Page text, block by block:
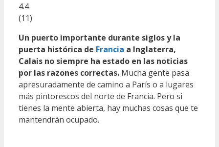
4.4
(11)
Un puerto importante durante siglos y la
puerta histórica de Francia a Inglaterra,
Calais no siempre ha estado en las noticias
por las razones correctas. Mucha gente pasa
apresuradamente de camino a París o a lugares
más pintorescos del norte de Francia. Pero si
tienes la mente abierta, hay muchas cosas que te
mantendrán ocupado.